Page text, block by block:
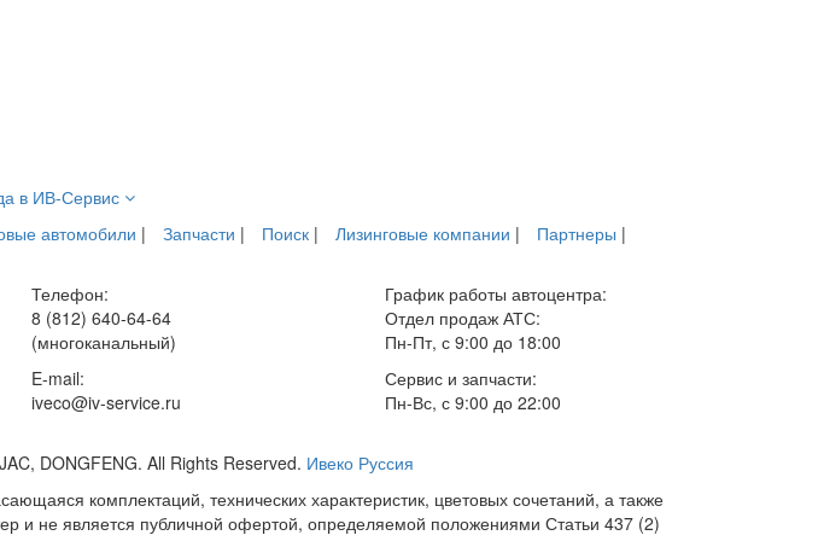
в ИВ-Сервис
автомобили | Запчасти | Поиск| Лизинговые компании | Партнеры |
Телефон:
8 (812) 640-64-64
(многоканальный)
E-mail:
iveco@iv-service.ru
График работы автоцентра:
Отдел продаж АТС:
Пн-Пт, с 9:00 до 18:00
Сервис и запчасти:
Пн-Вс, с 9:00 до 22:00
DONGFENG. All Rights Reserved. Ивеко Руссия
комплектаций, технических характеристик, цветовых сочетаний, а также
и не является публичной офертой, определяемой положениями Статьи 437 (2)